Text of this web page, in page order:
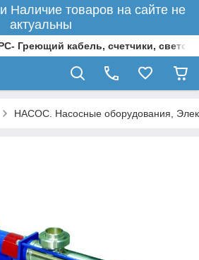
Наличие товаров на сайте не
актуальны
Греющий кабель, счетчики,
НАСОС. Насосные оборудования,